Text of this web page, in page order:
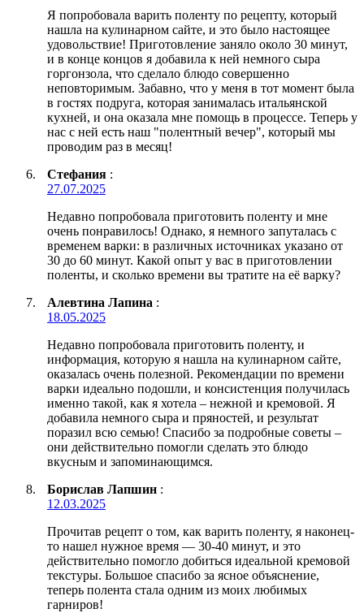
Я попробовала варить поленту по рецепту, который
нашла на кулинарном сайте, и это было настоящее
удовольствие! Приготовление заняло около 30 минут,
и в конце концов я добавила к ней немного сыра
горгонзола, что сделало блюдо совершенно
неповторимым. Забавно, что у меня в тот момент была
в гостях подруга, которая занималась итальянской
кухней, и она оказала мне помощь в процессе. Теперь у
нас с ней есть наш "полентный вечер", который мы
проводим раз в месяц!
Стефания :
27.07.2025
Недавно попробовала приготовить поленту и мне
очень понравилось! Однако, я немного запуталась с
временем варки: в различных источниках указано от
30 до 60 минут. Какой опыт у вас в приготовлении
поленты, и сколько времени вы тратите на её варку?
Алевтина Лапина :
18.05.2025
Недавно попробовала приготовить поленту, и
информация, которую я нашла на кулинарном сайте,
оказалась очень полезной. Рекомендации по времени
варки идеально подошли, и консистенция получилась
именно такой, как я хотела – нежной и кремовой. Я
добавила немного сыра и пряностей, и результат
поразил всю семью! Спасибо за подробные советы –
они действительно помогли сделать это блюдо
вкусным и запоминающимся.
Борислав Лапшин :
12.03.2025
Прочитав рецепт о том, как варить поленту, я наконец-
то нашел нужное время — 30-40 минут, и это
действительно помогло добиться идеальной кремовой
текстуры. Большое спасибо за ясное объяснение,
теперь полента стала одним из моих любимых
гарниров!